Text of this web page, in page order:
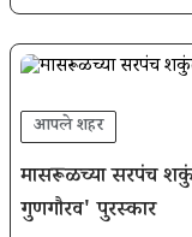
आपले शहर
मासरूळच्या सरपंच
गुणगौरव' पुरस्कार